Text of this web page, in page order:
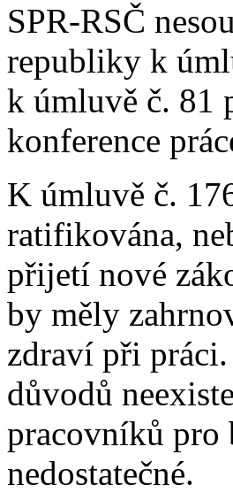
SPR-RSČ
republiky k
k úmluvě č. 81
konference
K úmluvě č.
ratifikována,
přijetí nové
by měly
zdraví při
důvodů
pracovníků pro
nedostatečné.